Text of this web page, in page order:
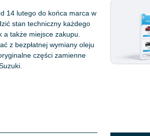
14 lutego do końca marca w
stan techniczny każdego
także miejsce zakupu.
z bezpłatnej wymiany oleju
części zamienne